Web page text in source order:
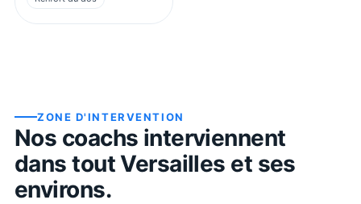
ZONE D'INTERVENTION
Nos coachs interviennent
dans toutVersailles et ses
environs.